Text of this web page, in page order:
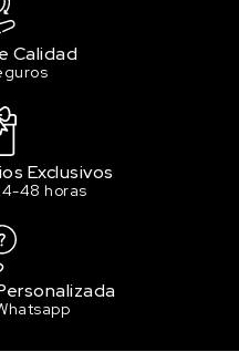
Calidad
Exclusivos
48 horas